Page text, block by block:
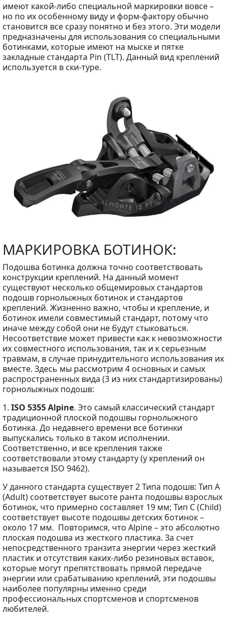
имеют какой-либо специальной маркировки вовсе –
но по их особенному виду и форм-фактору обычно
становится все сразу понятно и без этого. Эти модели
предназначены для использования со специальными
ботинками, которые имеют на мыске и пятке
закладные стандарта Pin (TLT). Данный вид креплений
используется в ски-туре.
МАРКИРОВКА БОТИНОК:
Подошва ботинка должна точно соответствовать
конструкции креплений. На данный момент
существуют несколько общемировых стандартов
подошв горнолыжных ботинок и стандартов
креплений. Жизненно важно, чтобы и крепление, и
ботинок имели совместимый стандарт, потому что
иначе между собой они не будут стыковаться.
Несоответствие может привести как к невозможности
их совместного использования, так и к серьезным
травмам, в случае принудительного использования их
вместе. Здесь мы рассмотрим 4 основных и самых
распространенных вида (3 из них стандартизированы)
горнолыжных подошв:
1. ISO 5355 Alpine. Это самый классический стандарт
традиционной плоской подошвы горнолыжного
ботинка. До недавнего времени все ботинки
выпускались только в таком исполнении.
Соответственно, и все крепления также
соответствовали этому стандарту (у креплений он
называется ISO 9462).
У данного стандарта существует 2 Типа подошв: Тип A
(Adult) соответствует высоте ранта подошвы взрослых
ботинок, что примерно составляет 19 мм; Тип С (Child)
соответствует высоте подошвы детских ботинок –
около 17 мм. Повторимся, что Alpine – это абсолютно
плоская подошва из жесткого пластика. За счет
непосредственного транзита энергии через жесткий
пластик и отсутствия каких-либо резиновых вставок,
которые могут препятствовать прямой передаче
энергии или срабатыванию креплений, эти подошвы
наиболее популярны именно среди
профессиональных спортсменов и спортсменов
любителей.